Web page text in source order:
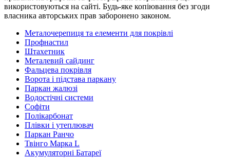
використовуються на сайті. Будь-яке копіювання без згоди
власника авторських прав заборонено законом.
Металочерепиця та елементи для покрівлі
Профнастил
Штахетник
Металевий сайдинг
Фальцева покрівля
Ворота і підстава паркану
Паркан жалюзі
Водостічні системи
Софіти
Полікарбонат
Плівки і утеплювач
Паркан Ранчо
Твінго Марка L
Акумуляторні Батареї